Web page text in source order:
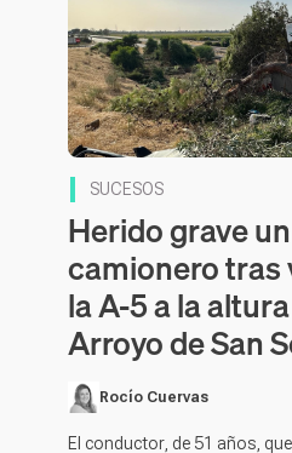
SUCESOS
Herido grave un
camionero tras
la A-5 a la
Arroyo de San
Rocío Cuervas
El conductor, de 51 años,